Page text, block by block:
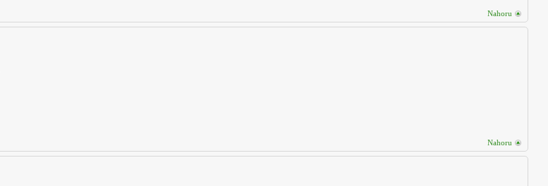
Nahoru
Nahoru